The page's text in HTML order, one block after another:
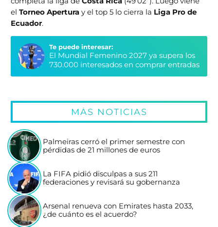
elTorneo Apertura y el top 5 lo cierra la Liga Pro de
Ecuador.
Te puede interesar:
El Mundial Femenino 2027 ya supera los
730.000 interesados en comprar entradas
MÁS NOTICIAS
Palmeiras cerró el primer semestre con
pérdidas de 21 millones de euros
La FIFA pidió disculpas a sus 211
federaciones y revisará su gobernanza
Arsenal renueva con Emirates hasta 2033,
¿de cuánto es el acuerdo?